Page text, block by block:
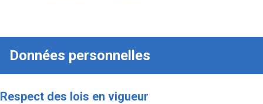
Données personnelles
Respect des lois en vigueur